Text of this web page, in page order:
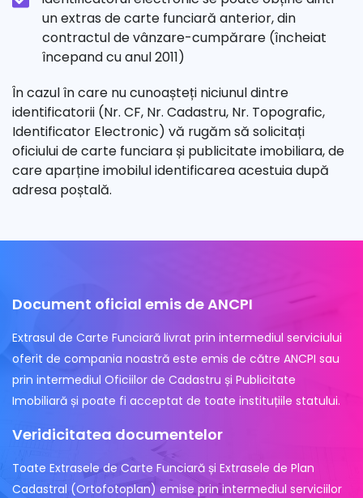
un extras de carte funciară anterior, din
contractul de vânzare-cumpărare (încheiat
începand cu anul 2011)
În cazul în care nu cunoașteți niciunul dintre
identificatorii (Nr. CF, Nr. Cadastru, Nr. Topografic,
Identificator Electronic) vă rugăm să solicitați
oficiului de carte funciara și publicitate imobiliara, de
care aparține imobilul identificarea acestuia după
adresa poștală.
Document oficial emis de ANCPI
Extrasul de Carte Funciară livrat prin intermediul serviciului
oferit de compania noastră este emis de către ANCPI sau
prin intermediul Oficiilor de Cadastru și Publicitate
Imobiliară și poate fi acceptat de toate instituțiile statului.
Veridicitatea documentelor
Toate Extrasele de Carte Funciară și Extrasele de Plan
Cadastral (Ortofotoplan) emise prin intermediul serviciilor